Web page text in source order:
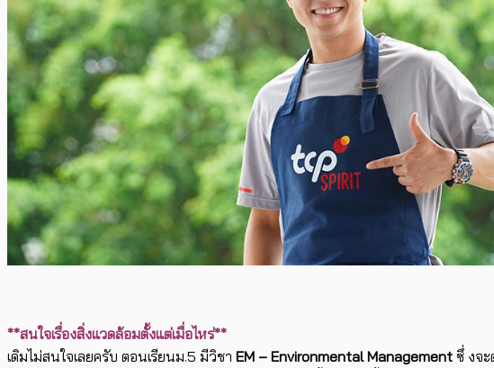
**สนใจเรื่องสิ่งแวดล้อมตั้งแต่เมื่อไหร่**
เดิมไม่สนใจเลยครับ ตอนเรียนม.5 มีวิชา EM – Environmental Management ซึ่ งจ